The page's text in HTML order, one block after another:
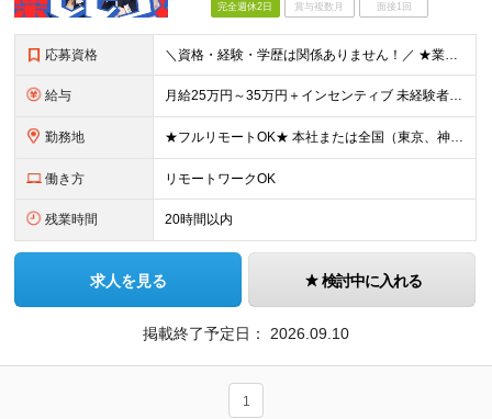
完全週休2日 賞与複数月 面接1回
応募資格 ＼資格・経験・学歴は関係ありません！／ ★業界・職種未経験歓迎！ ★第二新卒、既卒歓迎！ ★社会人未経験歓迎！ ―――――――――― こんな方におススメ！ ―――――――――― ◎ボードゲーム好き
給与 月給25万円～35万円＋インセンティブ 未経験者：月給25万円～＋インセンティブ 経験者：月給35万円～＋インセンティブ （※経験者は営業経験5年以上の方を想定） ※経験・スキルなどを考慮のうえ、
勤務地 ★フルリモートOK★ 本社または全国（東京、神奈川、千葉、埼玉、大阪）にあるオフィスの利用も可能です！ ＜本社住所＞ 東京都豊島区南池袋1-16-15リージャス5階 ＜大阪支社＞ 大阪府大阪市北区
働き方 リモートワークOK
残業時間 20時間以内
求人を見る 検討中に入れる
掲載終了予定日： 2026.09.10
1